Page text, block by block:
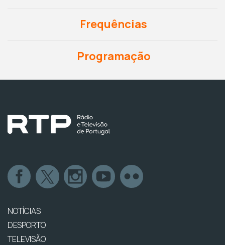
Frequências
Programação
NOTÍCIAS
DESPORTO
TELEVISÃO